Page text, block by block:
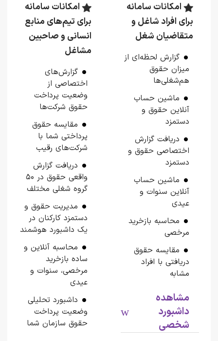
امکانات سامانه
افراد شاغل و
شغل
گزارش لحظه‌ای از
میزان حقوق
هم‌شغلی‌ها
ماشین حساب
آنلاین حقوق و
دریافت گزارش
اختصاصی حقوق و
ماشین حساب
آنلاین سنوات و
محاسبه بازخرید
مقایسه حقوق
دریافتی با افراد
مشاهده
داشبورد
شخصی
امکانات سامانه
برای تیم‌های منابع
انسانی و صاحبین
گزارش‌های
اختصاصی از
وضعیت پرداخت
حقوق شرکت‌ها
مقایسه حقوق
پرداختی شما با
شرکت‌های رقیب
دریافت گزارش
واقعی حقوق در 50
گروه شغلی مختلف
مدیریت حقوق و
دستمزد کارکنان در
یک داشبورد هوشمند
محاسبه آنلاین و
ساده بازخرید
مرخصی، سنوات و
داشبورد تحلیلی
وضعیت پرداخت
حقوق سازمان شما